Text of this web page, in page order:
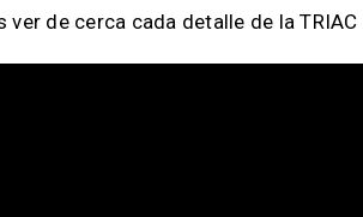
ver de cerca cada detalle de la